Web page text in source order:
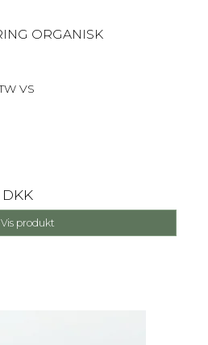
ORGANISK
VS
Vis produkt